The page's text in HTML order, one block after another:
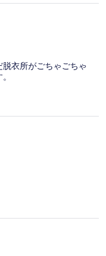
衣所がごちゃごちゃ